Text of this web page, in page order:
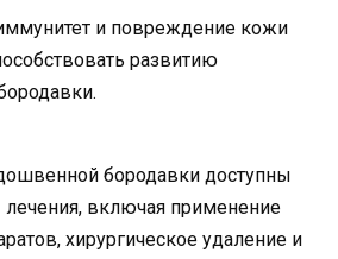
и повреждение кожи
развитию
бородавки доступны
включая применение
хирургическое удаление и